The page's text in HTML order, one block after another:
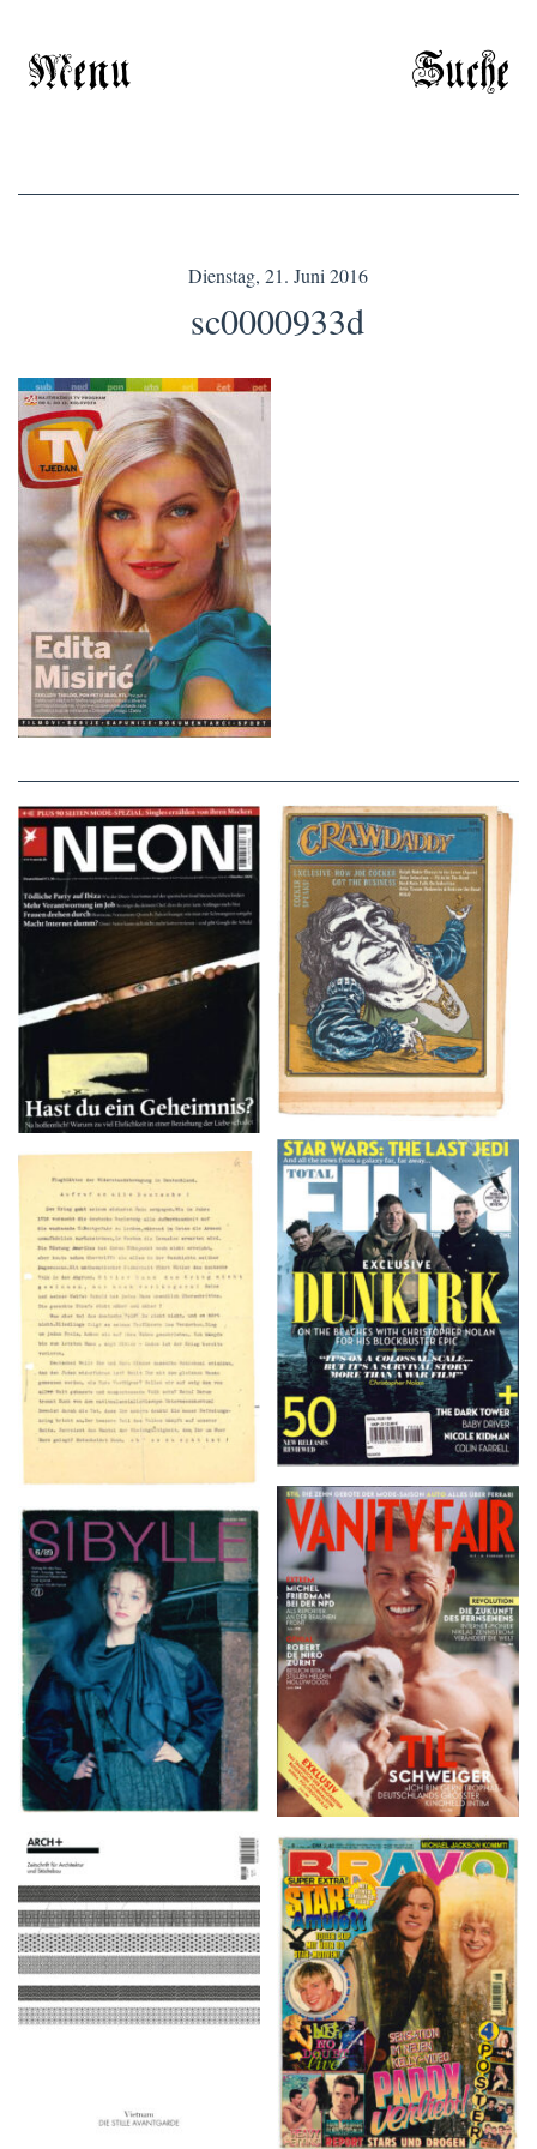
Menu Suche
Dienstag, 21. Juni 2016
sc0000933d
NEON – OKTOBER
2008
Crawdaddy – June/11/72
TOTAL FILM #260 –
SUMMER 2017
Flugblätter der Weissen
Rose – V, Januar 1943
VANITY FAIR – Nr. 7 –
8. Februar 2007
SIBYLLE 6/89
ARCH+ Nr. 226, Herbst
2016
BRAVO – Nr. 8, 13. Febr.
1997